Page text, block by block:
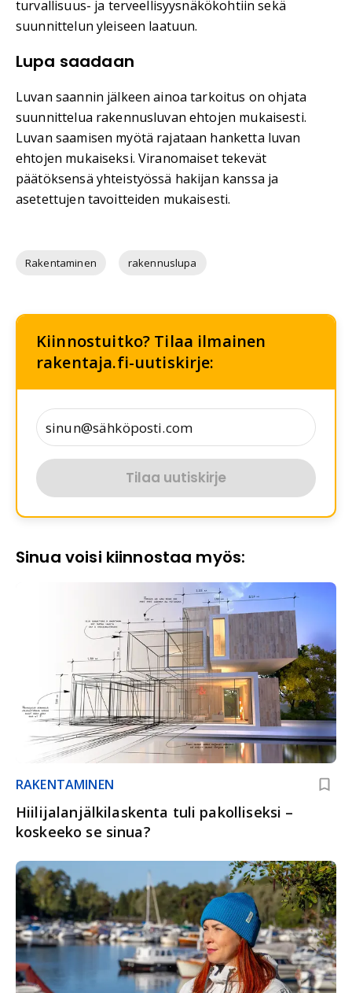
turvallisuus- ja terveellisyysnäkökohtiin sekä
suunnittelun yleiseen laatuun.
Lupa saadaan
Luvan saannin jälkeen ainoa tarkoitus on ohjata
suunnittelua rakennusluvan ehtojen mukaisesti.
Luvan saamisen myötä rajataan hanketta luvan
ehtojen mukaiseksi. Viranomaiset tekevät
päätöksensä yhteistyössä hakijan kanssa ja
asetettujen tavoitteiden mukaisesti.
Rakentaminen rakennuslupa
Kiinnostuitko? Tilaa ilmainen
rakentaja.fi-uutiskirje:
Tilaa uutiskirje
Sinua voisi kiinnostaa myös:
RAKENTAMINEN
Hiilijalanjälkilaskenta tuli pakolliseksi –
koskeeko se sinua?